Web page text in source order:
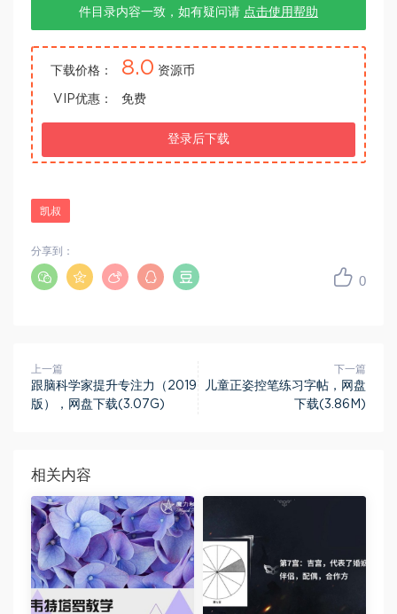
件目录内容一致，如有疑问请 点击使用帮助
下载价格： 8.0 资源币
VIP优惠： 免费
登录后下载
凯叔
0
分享到：
上一篇
跟脑科学家提升专注力（2019
版），网盘下载(3.07G)
下一篇
儿童正姿控笔练习字帖，网盘
下载(3.86M)
相关内容